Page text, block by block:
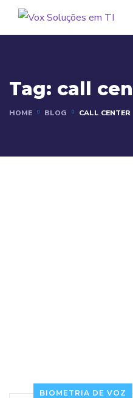
Tag: call
HOME BLOG CALL CENTER
BIOMETRIA DE VOZ